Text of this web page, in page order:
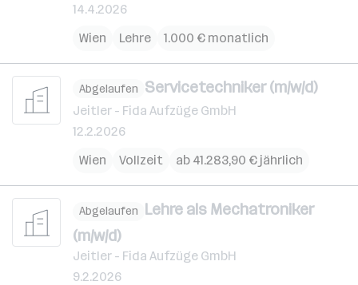
14.4.2026
Wien
Lehre 1.000 € monatlich
Abgelaufen Servicetechniker (m/w/d)
Jeitler - Fida Aufzüge GmbH
12.2.2026
Wien
Vollzeit ab 41.283,90 € jährlich
Abgelaufen Lehre als Mechatroniker
(m/w/d)
Jeitler - Fida Aufzüge GmbH
9.2.2026